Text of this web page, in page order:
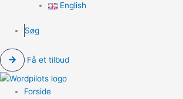
English
Søg
Få et tilbud
Forside